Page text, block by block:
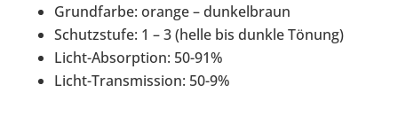
Grundfarbe: orange – dunkelbraun
Schutzstufe: 1 – 3 (helle bis dunkle Tönung)
Licht-Absorption: 50-91%
Licht-Transmission: 50-9%